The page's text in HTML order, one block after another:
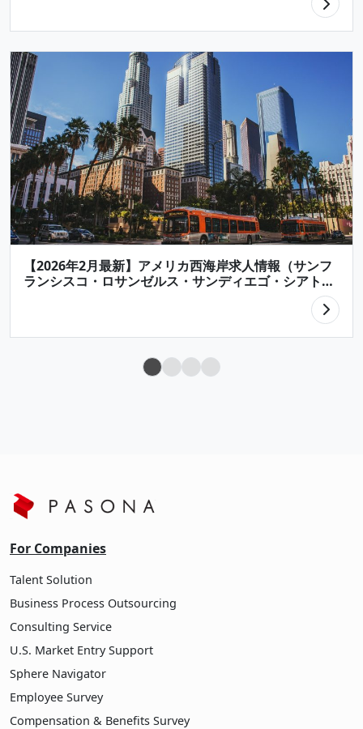
【2026年2月最新】アメリカ西海岸求人情報（サンフ
ランシスコ・ロサンゼルス・サンディエゴ・シアトル
など）/ 【Latest Job Listings in U.S. 】West Coast
For Companies
Talent Solution
Business Process Outsourcing
Consulting Service
U.S. Market Entry Support
Sphere Navigator
Employee Survey
Compensation & Benefits Survey